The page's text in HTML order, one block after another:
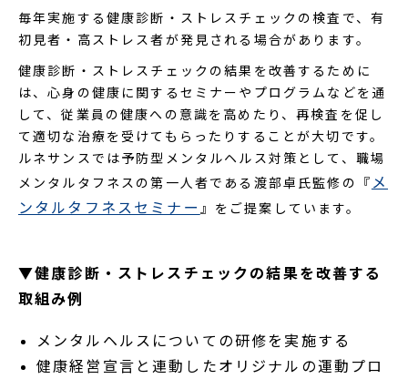
毎年実施する健康診断・ストレスチェックの検査で、有
初見者・高ストレス者が発見される場合があります。
健康診断・ストレスチェックの結果を改善するために
は、心身の健康に関するセミナーやプログラムなどを通
して、従業員の健康への意識を高めたり、再検査を促し
て適切な治療を受けてもらったりすることが大切です。
ルネサンスでは予防型メンタルヘルス対策として、職場
メンタルタフネスの第一人者である渡部卓氏監修の『 メ
ンタルタフネスセミナー 』をご提案しています。
▼健康診断・ストレスチェックの結果を改善する
取組み例
メンタルヘルスについての研修を実施する
健康経営宣言と連動したオリジナルの運動プロ